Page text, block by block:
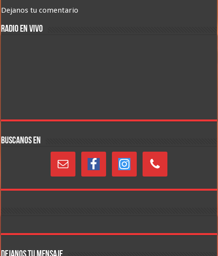
Dejanos tu comentario
RADIO EN VIVO
BUSCANOS EN